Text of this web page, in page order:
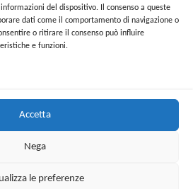
del dispositivo. Il consenso a queste
dati come il comportamento di navigazione o
o ritirare il consenso può influire
e funzioni.
Accetta
Nega
le preferenze